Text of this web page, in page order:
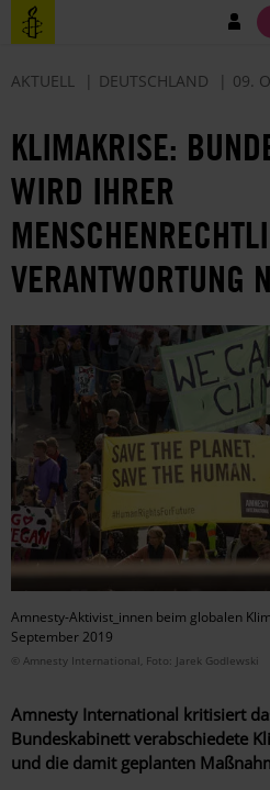
Direkt
zum
Benutzermenü
AKTUELL DEUTSCHLAND 09.
KLIMAKRISE:
WIRD IHRER
VERANTWORTUNG
Amnesty-Aktivist_innen beim globalen
September 2019
© Amnesty International, Foto: Jarek Godlewski
Amnesty International kritisiert
Bundeskabinett verabschiedete
und die damit geplanten